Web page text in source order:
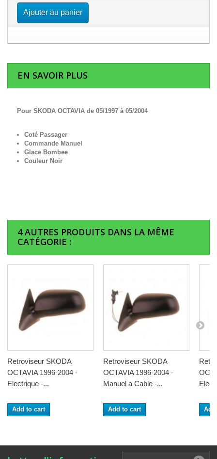
Ajouter au panier
EN SAVOIR PLUS
Pour SKODA OCTAVIA de 05/1997 à 05/2004
Coté Passager
Commande Manuel
Glace Bombee
Couleur Noir
4 AUTRES PRODUITS DANS LA MÊME
CATÉGORIE :
Retroviseur SKODA
OCTAVIA 1996-2004 -
Electrique -...
Add to cart
Retroviseur SKODA
OCTAVIA 1996-2004 -
Manuel a Cable -...
Add to cart